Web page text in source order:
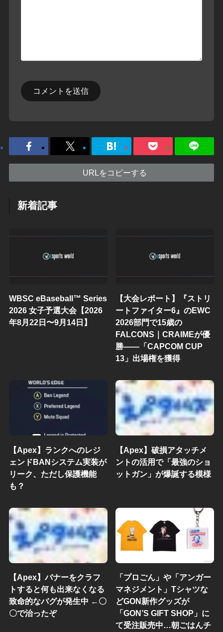
URLをコピーする
新着記事
WBSC eBaseball™ Series
2026 女子予選大会【2026
年8月22日〜9月14日】
【大会レポート】『ストリ
ートファイター6』のEWC
2026部門で15歳の
FALCONS｜CRAIMEが優
勝——「CAPCOM CUP
13」出場権を獲得
【Apex】ランクへのレジ
ェンドBANシステム実装が
リーク、ただし保護機能
も？
【Apex】破損アタッチメ
ントの活用で「最強のショ
ットガン」が爆誕する模様
【Apex】バナーをクラフ
トすると何も出来なくなる
致命的なバグが発生中 ←〇
〇で治ったぞ
「プロごん」や「アンガー
マネジメント」Tシャツな
どGON新作グッズが
「GON’S GIFT SHOP」に
て受注販売中…朝ごはんチ